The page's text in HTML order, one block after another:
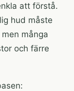
att förstå.
hud måste
många
och färre